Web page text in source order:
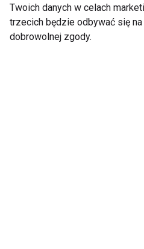
Twoich danych w celach
trzecich będzie odbywać się
dobrowolnej zgody.